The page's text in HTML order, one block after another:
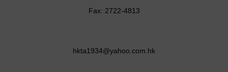
Fax: 2722-4813
hkta1934@yahoo.com.hk